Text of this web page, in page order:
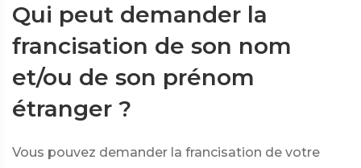
Qui peut demander la
francisation de son nom
et/ou de son prénom
étranger ?
Vous pouvez demander la francisation de votre